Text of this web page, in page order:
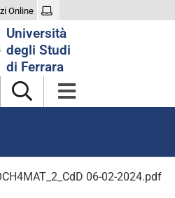
Online
Università
degli Studi
di Ferrara
06-02-2024.pdf